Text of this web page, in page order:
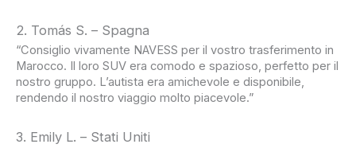
2. Tomás S. – Spagna
“Consiglio vivamente NAVESS per il vostro trasferimento in
Marocco. Il loro SUV era comodo e spazioso, perfetto per il
nostro gruppo. L’autista era amichevole e disponibile,
rendendo il nostro viaggio molto piacevole.”
3. Emily L. – Stati Uniti